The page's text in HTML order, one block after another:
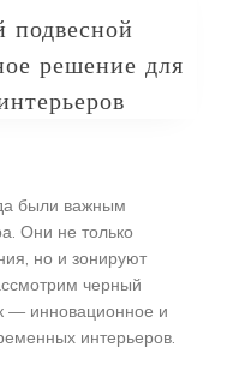
подвесной
решение для
были важным
Они не только
но и зонируют
черный
— инновационное и
интерьеров.